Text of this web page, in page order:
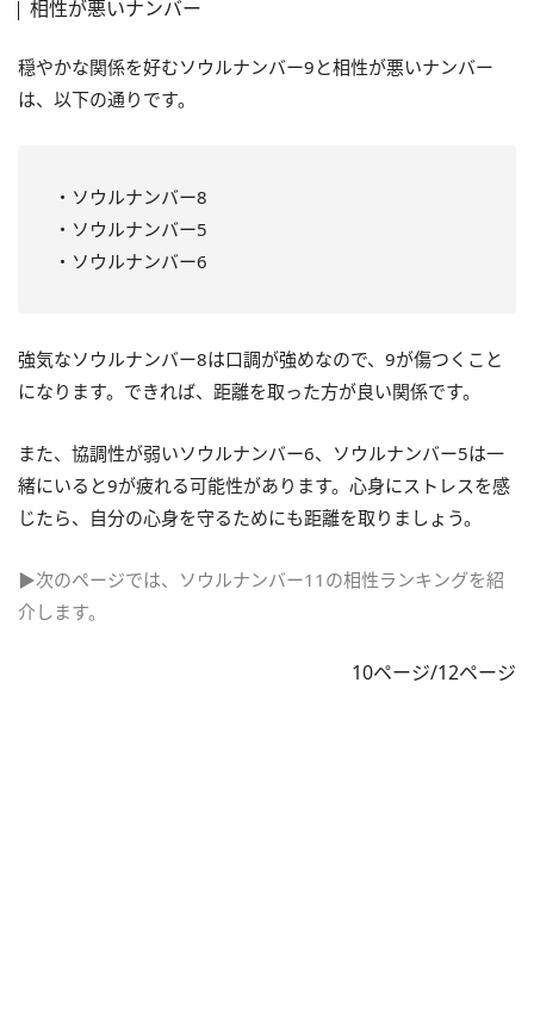
相性が悪いナンバー
穏やかな関係を好むソウルナンバー9と相性が悪いナンバー
は、以下の通りです。
・ソウルナンバー8
・ソウルナンバー5
・ソウルナンバー6
強気なソウルナンバー8は口調が強めなので、9が傷つくこと
になります。できれば、距離を取った方が良い関係です。
また、協調性が弱いソウルナンバー6、ソウルナンバー5は一
緒にいると9が疲れる可能性があります。心身にストレスを感
じたら、自分の心身を守るためにも距離を取りましょう。
▶次のページでは、ソウルナンバー11の相性ランキングを紹
介します。
10ページ/12ページ